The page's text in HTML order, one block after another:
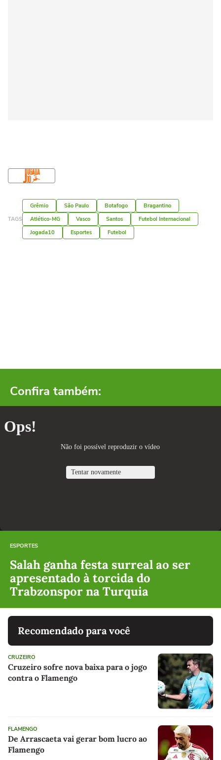
TAGS
Grêmio São Paulo Botafogo
Bragantino
Atlético-MG
Vasco Santos
Futebol Internacional
Jogada10
Esportes Futebol
Confira também:
ESPORTES
Salah ganha festa surreal ao ser
apresentado à torcida do
Trabzonspor na Turquia
Recomendado para você
CRUZEIRO
Cruzeiro sofre nova baixa para o jogo
contra o Flamengo
FLAMENGO
De Arrascaeta vai gerar bom lucro ao
Flamengo